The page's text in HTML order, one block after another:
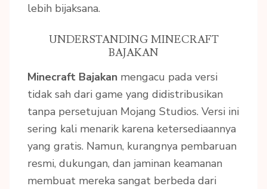
lebih bijaksana.
UNDERSTANDING MINECRAFT
BAJAKAN
Minecraft Bajakan mengacu pada versi
tidak sah dari game yang didistribusikan
tanpa persetujuan Mojang Studios. Versi ini
sering kali menarik karena ketersediaannya
yang gratis. Namun, kurangnya pembaruan
resmi, dukungan, dan jaminan keamanan
membuat mereka sangat berbeda dari